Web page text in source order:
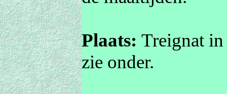
Plaats: Treignat in
zie onder.